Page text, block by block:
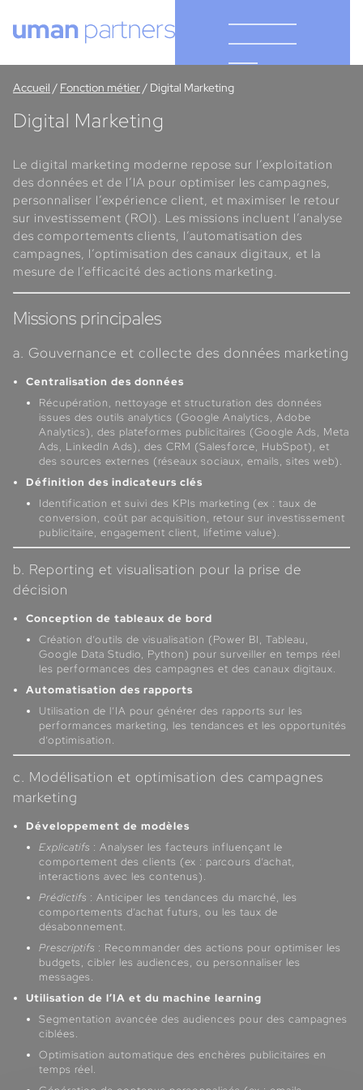
Accueil / Fonction métier/ Digital Marketing
Digital Marketing
Le digital marketing moderne repose sur l’exploitation
des données et de l’IA pour optimiser les campagnes,
personnaliser l’expérience client, et maximiser le retour
sur investissement (ROI). Les missions incluent l’analyse
des comportements clients, l’automatisation des
campagnes, l’optimisation des canaux digitaux, et la
mesure de l’efficacité des actions marketing.
Missions principales
a. Gouvernance et collecte des données marketing
Centralisation des données
Récupération, nettoyage et structuration des données
issues des outils analytics (Google Analytics, Adobe
Analytics), des plateformes publicitaires (Google Ads, Meta
Ads, LinkedIn Ads), des CRM (Salesforce, HubSpot), et
des sources externes (réseaux sociaux, emails, sites web).
Définition des indicateurs clés
Identification et suivi des KPIs marketing (ex : taux de
conversion, coût par acquisition, retour sur investissement
publicitaire, engagement client, lifetime value).
b. Reporting et visualisation pour la prise de
décision
Conception de tableaux de bord
Création d’outils de visualisation (Power BI, Tableau,
Google Data Studio, Python) pour surveiller en temps réel
les performances des campagnes et des canaux digitaux.
Automatisation des rapports
Utilisation de l’IA pour générer des rapports sur les
performances marketing, les tendances et les opportunités
d’optimisation.
c. Modélisation et optimisation des campagnes
marketing
Développement de modèles
Explicatifs : Analyser les facteurs influençant le
comportement des clients (ex : parcours d’achat,
interactions avec les contenus).
Prédictifs : Anticiper les tendances du marché, les
comportements d’achat futurs, ou les taux de
désabonnement.
Prescriptifs : Recommander des actions pour optimiser les
budgets, cibler les audiences, ou personnaliser les
messages.
Utilisation de l’IA et du machine learning
Segmentation avancée des audiences pour des campagnes
ciblées.
Optimisation automatique des enchères publicitaires en
temps réel.